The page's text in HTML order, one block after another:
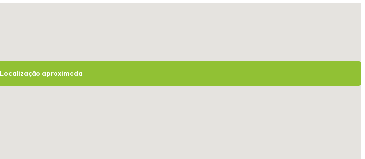
Localização aproximada